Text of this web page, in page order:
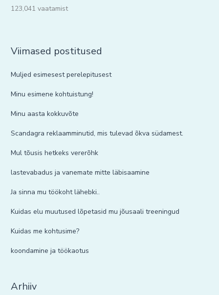
123,041 vaatamist
Viimased postitused
Muljed esimesest perelepitusest
Minu esimene kohtuistung!
Minu aasta kokkuvõte
Scandagra reklaamminutid, mis tulevad õkva südamest.
Mul tõusis hetkeks vererõhk
lastevabadus ja vanemate mitte läbisaamine
Ja sinna mu töökoht lähebki..
Kuidas elu muutused lõpetasid mu jõusaali treeningud
Kuidas me kohtusime?
koondamine ja töökaotus
Arhiiv